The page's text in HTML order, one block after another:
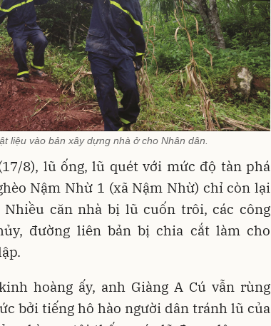
liệu vào bản xây dựng nhà ở cho Nhân dân.
8), lũ ống, lũ quét với mức độ tàn phá
Nậm Nhừ 1 (xã Nậm Nhừ) chỉ còn lại
Nhiều căn nhà bị lũ cuốn trôi, các công
đường liên bản bị chia cắt làm cho
hoàng ấy, anh Giàng A Cú vẫn rùng
bởi tiếng hô hào người dân tránh lũ của